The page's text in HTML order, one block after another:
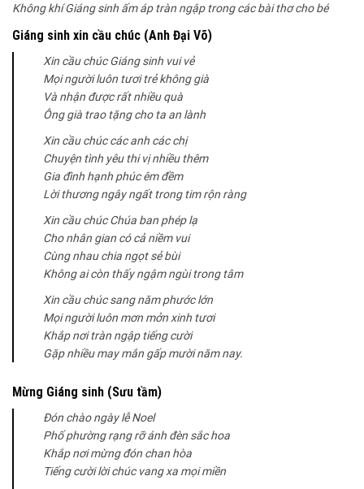
Không khí Giáng sinh ấm áp tràn ngập trong các bài thơ cho bé
Giáng sinh xin cầu chúc (Anh Đại Võ)
Xin cầu chúc Giáng sinh vui vẻ
Mọi người luôn tươi trẻ không già
Và nhận được rất nhiều quà
Ông già trao tặng cho ta an lành
Xin cầu chúc các anh các chị
Chuyện tình yêu thi vị nhiều thêm
Gia đình hạnh phúc êm đềm
Lời thương ngây ngất trong tim rộn ràng
Xin cầu chúc Chúa ban phép lạ
Cho nhân gian có cả niềm vui
Cùng nhau chia ngọt sẻ bùi
Không ai còn thấy ngậm ngùi trong tâm
Xin cầu chúc sang năm phước lớn
Mọi người luôn mơn mởn xinh tươi
Khắp nơi tràn ngập tiếng cười
Gặp nhiều may mắn gấp mười năm nay.
Mừng Giáng sinh (Sưu tầm)
Đón chào ngày lễ Noel
Phố phường rạng rỡ ánh đèn sắc hoa
Khắp nơi mừng đón chan hòa
Tiếng cười lời chúc vang xa mọi miền